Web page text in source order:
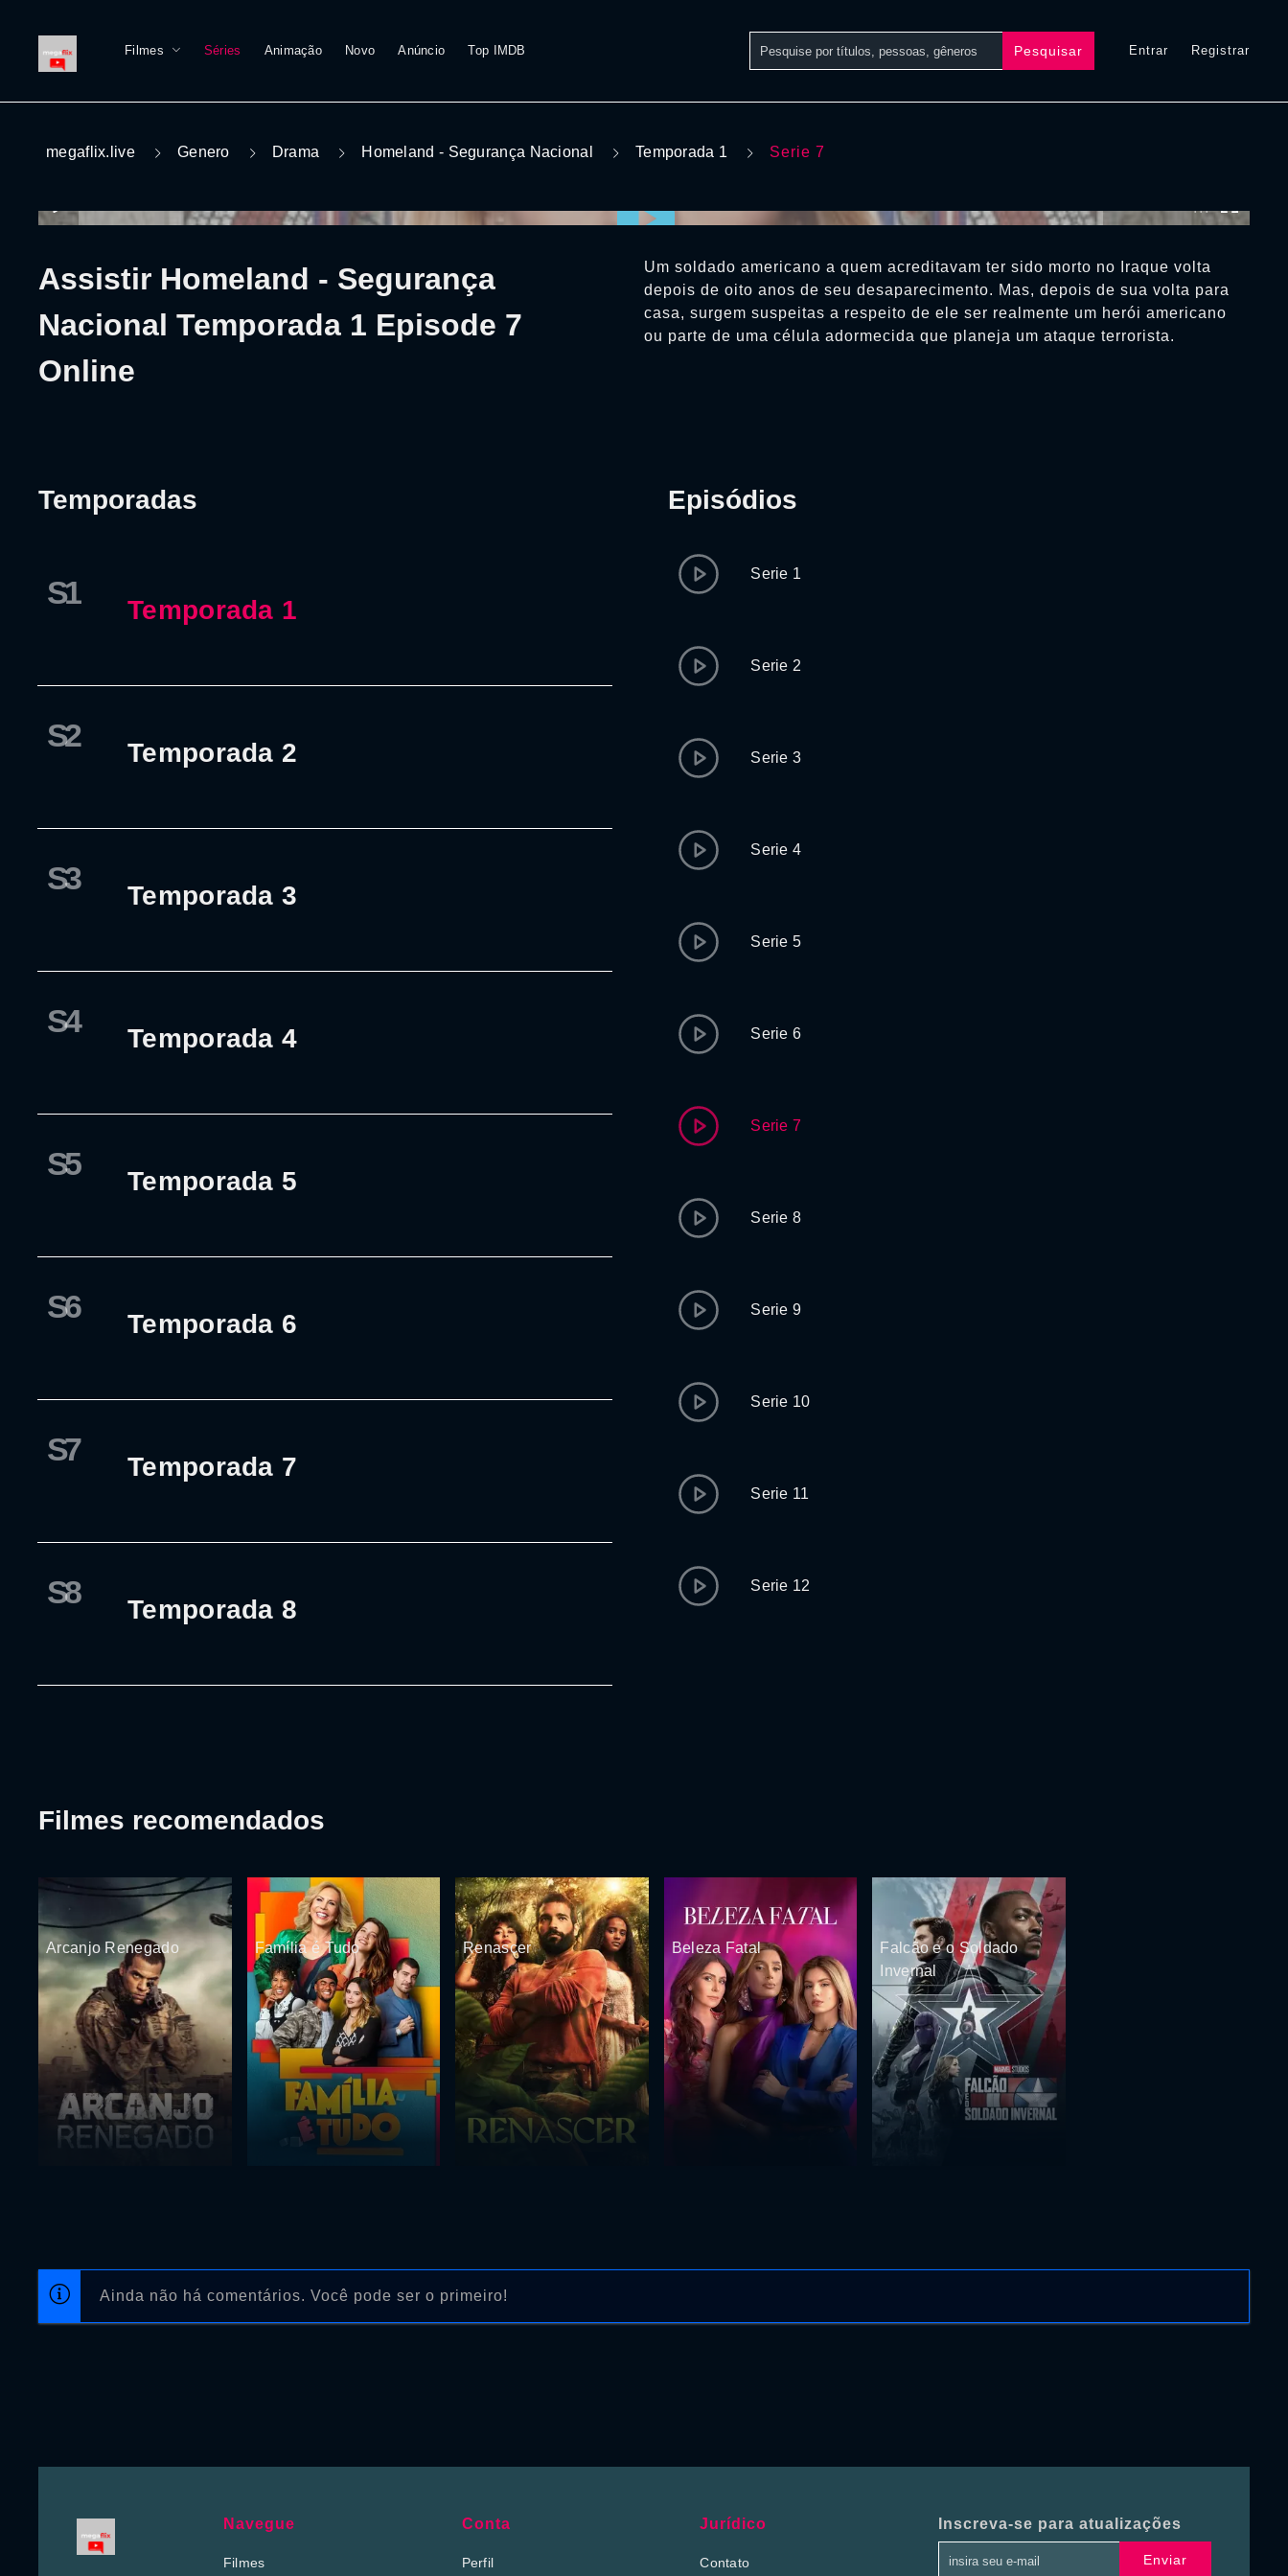
Filmes Séries Animação Novo Anúncio Top IMDB Pesquisar Entrar Registrar
megaflix.live Genero Drama Homeland - Segurança Nacional Temporada 1 Serie 7
Assistir Homeland - Segurança
Nacional Temporada 1 Episode 7
Online
Um soldado americano a quem acreditavam ter sido morto no Iraque volta
depois de oito anos de seu desaparecimento. Mas, depois de sua volta para
casa, surgem suspeitas a respeito de ele ser realmente um herói americano
ou parte de uma célula adormecida que planeja um ataque terrorista.
Temporadas
S1 Temporada 1
S2 Temporada 2
S3 Temporada 3
S4 Temporada 4
S5 Temporada 5
S6 Temporada 6
S7 Temporada 7
S8 Temporada 8
Episódios
Serie 1
Serie 2
Serie 3
Serie 4
Serie 5
Serie 6
Serie 7
Serie 8
Serie 9
Serie 10
Serie 11
Serie 12
Ainda não há comentários. Você pode ser o primeiro!
Filmes recomendados
Arcanjo Renegado Família é Tudo Renascer Beleza Fatal
Falcão e o Soldado
Invernal
Navegue
Filmes
Conta
Perfil
Jurídico
Contato
Inscreva-se para atualizações
Enviar